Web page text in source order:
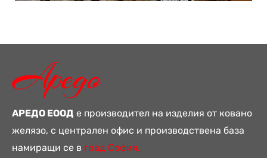
АРЕДО ЕООД е производител на изделия от ковано
желязо, с централен офис и производствена база
намиращи се в град София.